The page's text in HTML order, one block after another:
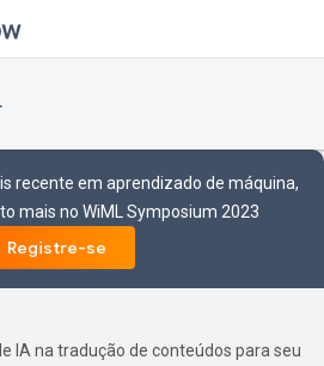
recente em aprendizado de máquina,
mais no WiML Symposium 2023
Registre-se
IA na tradução de conteúdos para seu